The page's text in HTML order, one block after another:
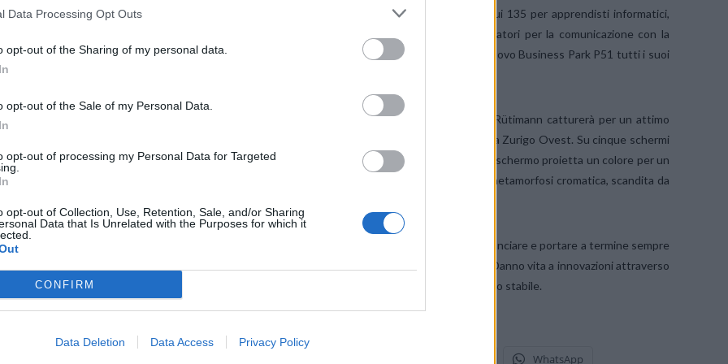
Data Processing Opt Outs
opt-out of the Sharing of my personal data.
opt-out of the Sale of my Personal Data.
opt-out of processing my Personal Data for Targeted
opt-out of Collection, Use, Retention, Sale, and/or Sharing
Data that Is Unrelated with the Purposes for which it
CONFIRM
Data Deletion Data Access Privacy Policy
Swisscom offre così nella città di Zurigo complessivamente circa
4000 posti di lavoro
, di cui 135 per apprendisti informatici,
telematici, mediamatici, impiegati di commercio e del commercio al dettaglio, oltre che operatori per la comunicazione con la
clientela. Per poter lavorare con maggiore efficienza, Swisscom IT Services ha trasferito nel nuovo Business Park P51 tutti i suoi
La videoinstallazione dell’artista svizzero Christoph Rütimann catturerà per un attimo
l’attenzione dei collaboratori e visitatori nell’atrio del «Fifty-One» nella Pfingstweidstrasse 51 a Zurigo Ovest. Su cinque schermi
applicati alle pareti l’infaticabile artista fa apparire e sparire cinque colori come per magia. Ogni schermo proietta un colore per un
certo arco di tempo. Da tutti e cinque insieme scaturisce così un’immagine in continua, lenta metamorfosi cromatica, scandita da
Nel Business Park P51, specialisti di consolidata esperienza sono costantemente impegnati a lanciare e portare a termine sempre
nuovi progetti. Per quanto somiglianti in molte loro fasi, questi progetti non sono mai identici. Danno vita a innovazioni attraverso
l’incessante alternanza di ripetizioni e mutazioni, proprio come la videoinstallazione nell’atrio dello stabile.
WhatsApp